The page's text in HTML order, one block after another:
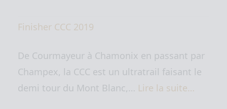
Finisher CCC 2019
De Courmayeur à Chamonix en passant par
Champex, la CCC est un ultratrail faisant le
demi tour du Mont Blanc,… Lire la suite…